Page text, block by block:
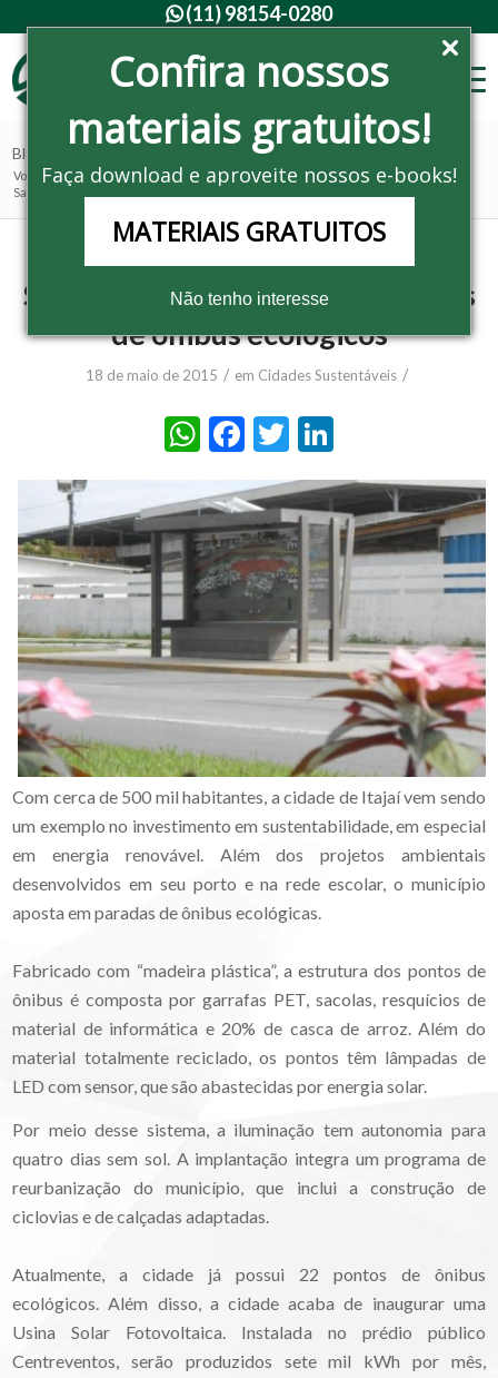
Confira nossos
materiais gratuitos!
Faça download e aproveite nossos e-books!
MATERIAIS GRATUITOS
Não tenho interesse
(11) 98154-0280
Blog - Últimas notícias
Você está aqui: Home / Noticias / Cidades Sustentáveis /
Santa Catarina investe em pontos de ônibus ecológicos
Santa Catarina investe em pontos
de ônibus ecológicos
18 de maio de 2015 / em Cidades Sustentáveis /
WhatsApp
Facebook
Twitter
Com cerca de 500 mil habitantes, a cidade de Itajaí vem sendo
um exemplo no investimento em sustentabilidade, em especial
em energia renovável. Além dos projetos ambientais
desenvolvidos em seu porto e na rede escolar, o município
aposta em paradas de ônibus ecológicas.
Fabricado com “madeira plástica”, a estrutura dos pontos de
ônibus é composta por garrafas PET, sacolas, resquícios de
material de informática e 20% de casca de arroz. Além do
material totalmente reciclado, os pontos têm lâmpadas de
LED com sensor, que são abastecidas por energia solar.
Por meio desse sistema, a iluminação tem autonomia para
quatro dias sem sol. A implantação integra um programa de
reurbanização do município, que inclui a construção de
ciclovias e de calçadas adaptadas.
Atualmente, a cidade já possui 22 pontos de ônibus
ecológicos. Além disso, a cidade acaba de inaugurar uma
Usina Solar Fotovoltaica. Instalada no prédio público
Centreventos, serão produzidos sete mil kWh por mês,